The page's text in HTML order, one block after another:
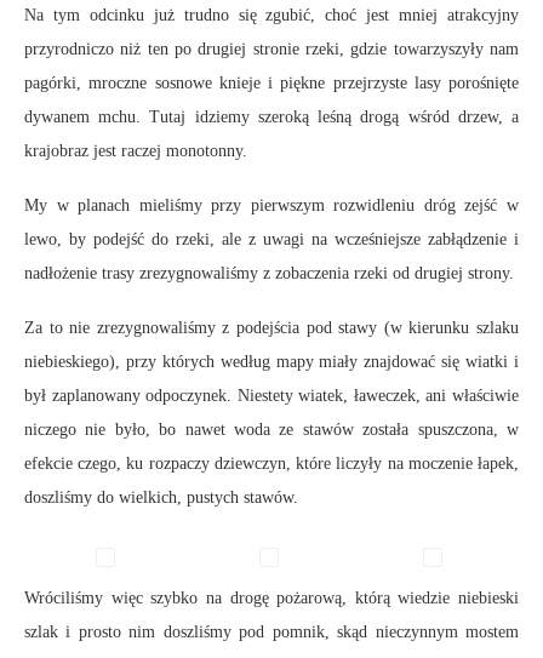
Na tym odcinku już trudno się zgubić, choć jest mniej atrakcyjny
przyrodniczo niż ten po drugiej stronie rzeki, gdzie towarzyszyły nam
pagórki, mroczne sosnowe knieje i piękne przejrzyste lasy porośnięte
dywanem mchu. Tutaj idziemy szeroką leśną drogą wśród drzew, a
krajobraz jest raczej monotonny.
My w planach mieliśmy przy pierwszym rozwidleniu dróg zejść w
lewo, by podejść do rzeki, ale z uwagi na wcześniejsze zabłądzenie i
nadłożenie trasy zrezygnowaliśmy z zobaczenia rzeki od drugiej strony.
Za to nie zrezygnowaliśmy z podejścia pod stawy (w kierunku szlaku
niebieskiego), przy których według mapy miały znajdować się wiatki i
był zaplanowany odpoczynek. Niestety wiatek, ławeczek, ani właściwie
niczego nie było, bo nawet woda ze stawów została spuszczona, w
efekcie czego, ku rozpaczy dziewczyn, które liczyły na moczenie łapek,
doszliśmy do wielkich, pustych stawów.
Wróciliśmy więc szybko na drogę pożarową, którą wiedzie niebieski
szlak i prosto nim doszliśmy pod pomnik, skąd nieczynnym mostem